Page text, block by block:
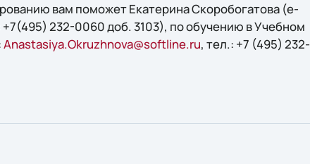
вам поможет Екатерина Скоробогатова (e-
+7(495) 232-0060 доб. 3103), по обучению в Учебном
Anastasiya.Okruzhnova@softline.ru, тел.: +7 (495) 232-